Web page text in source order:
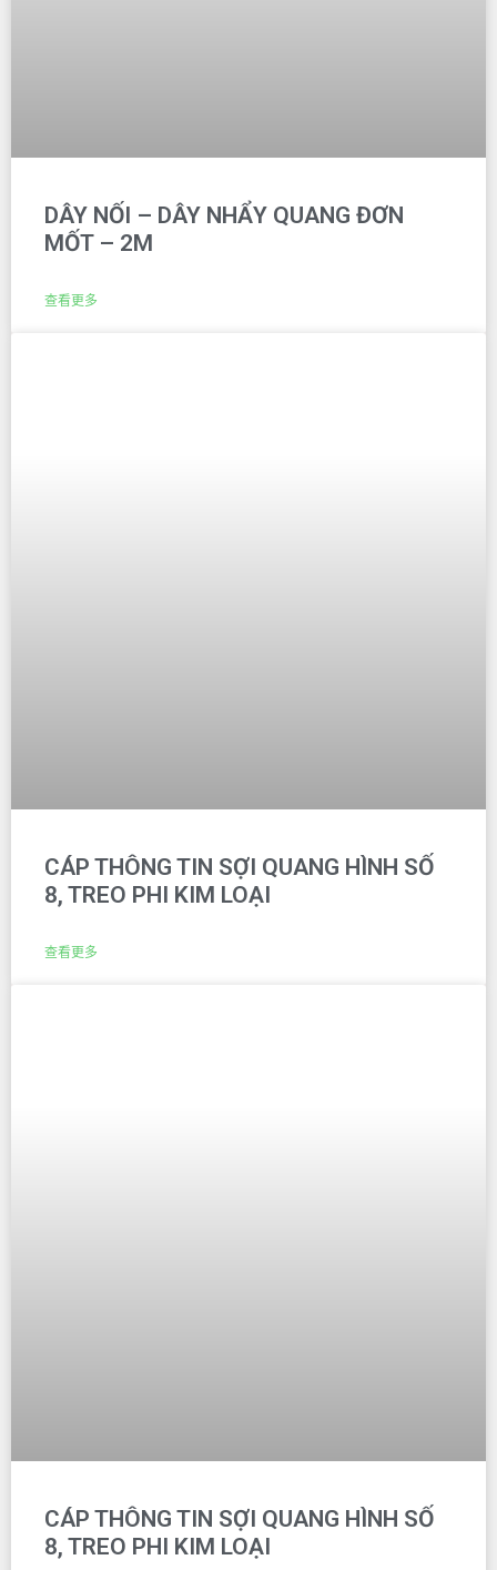
DÂY NỐI – DÂY NHẨY QUANG ĐƠN
MỐT – 2M
查看更多
CÁP THÔNG TIN SỢI QUANG HÌNH SỐ
8, TREO PHI KIM LOẠI
查看更多
CÁP THÔNG TIN SỢI QUANG HÌNH SỐ
8, TREO PHI KIM LOẠI